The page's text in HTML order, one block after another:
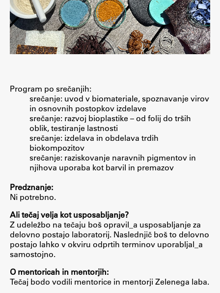
Vpis
Zaključek študija
Mednarodne izmenjave
Študijske prakse
ŠIS (SI)
ŠIS (EN)
Aktualno
Obvestila
Novice
Koledar dogodkov
Program dela
Raziskovanje
Program po srečanjih:
srečanje: uvod v biomateriale, spoznavanje virov
in osnovnih postopkov izdelave
srečanje: razvoj bioplastike – od folij do trših
oblik, testiranje lastnosti
srečanje: izdelava in obdelava trdih
biokompozitov
srečanje: raziskovanje naravnih pigmentov in
njihova uporaba kot barvil in premazov
Predznanje:
Ni potrebno.
Ali tečaj velja kot usposabljanje?
Z udeležbo na tečaju boš opravil_a usposabljanje za
delovno postajo laboratorij. Naslednjič boš to delovno
postajo lahko v okviru odprtih terminov uporabljal_a
samostojno.
O mentoricah in mentorjih:
Tečaj bodo vodili mentorice in mentorji Zelenega laba.